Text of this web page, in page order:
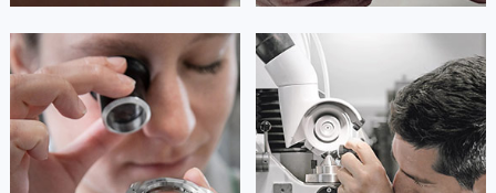
安尼塔·阿普里尔
资深积家技师
是积家售后服务中心
(积家保养中心)
的高级技师之一
Tianjin Jaeger Maintain center
贝亚特·布兰奇
资深积家技师
是积家售后服务中心
(积家保养中心)
的高级技师之一
Nanjing Jaeger Maintain center